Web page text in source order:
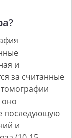
и
за считанные
оно
последующую
и